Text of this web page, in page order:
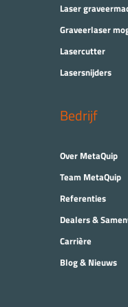
Laser
Graveerlaser
Lasercutter
Lasersnijders
Bedrijf
Over MetaQuip
Team MetaQuip
Referenties
Dealers &
Carrière
Blog & Nieuws